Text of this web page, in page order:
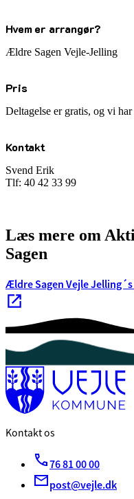
Hvem er arrangør?
Ældre Sagen Vejle-Jelling
Pris
Deltagelse er gratis, og vi
Kontakt
Svend Erik
Tlf: 40 42 33 99
Læs mere om
Sagen
Ældre Sagen Vejle
Kontakt os
76 81 00 00
post@vejle.dk